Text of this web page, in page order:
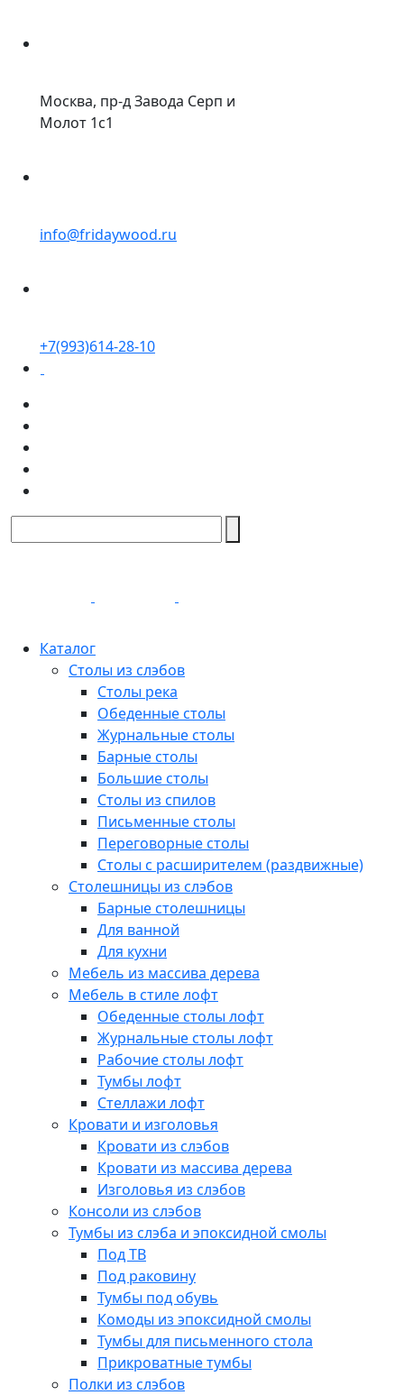
Москва, пр-д Завода Серп и
Молот 1с1
info@fridaywood.ru
+7(993)614-28-10
Каталог
Столы из слэбов
Столы река
Обеденные столы
Журнальные столы
Барные столы
Большие столы
Столы из спилов
Письменные столы
Переговорные столы
Столы с расширителем (раздвижные)
Столешницы из слэбов
Барные столешницы
Для ванной
Для кухни
Мебель из массива дерева
Мебель в стиле лофт
Обеденные столы лофт
Журнальные столы лофт
Рабочие столы лофт
Тумбы лофт
Стеллажи лофт
Кровати и изголовья
Кровати из слэбов
Кровати из массива дерева
Изголовья из слэбов
Консоли из слэбов
Тумбы из слэба и эпоксидной смолы
Под ТВ
Под раковину
Тумбы под обувь
Комоды из эпоксидной смолы
Тумбы для письменного стола
Прикроватные тумбы
Полки из слэбов